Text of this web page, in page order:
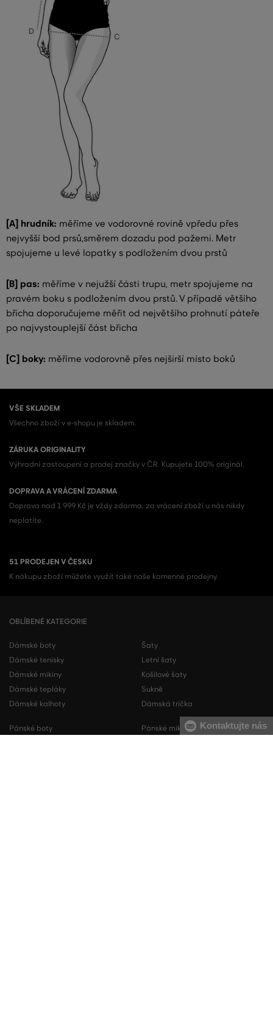
[A] hrudník: měříme ve vodorovné rovině vpředu přes
nejvyšší bod prsů,směrem dozadu pod pažemi. Metr
spojujeme u levé lopatky s podložením dvou prstů
[B] pas: měříme v nejužší části trupu, metr spojujeme na
pravém boku s podložením dvou prstů. V případě většího
břicha doporučujeme měřit od největšího prohnutí páteře
po najvystouplejší část břicha
[C] boky: měříme vodorovně přes nejširší místo boků
VŠE SKLADEM
Všechno zboží v e-shopu je skladem.
ZÁRUKA ORIGINALITY
Výhradní zastoupení a prodej značky v ČR. Kupujete 100% originál.
DOPRAVA A VRÁCENÍ ZDARMA
Doprava nad 1 999 Kč je vždy zdarma, za vrácení zboží u nás nikdy
neplatíte.
51 PRODEJEN V ČESKU
K nákupu zboží můžete využít také naše kamenné prodejny.
OBLÍBENÉ KATEGORIE
Dámské boty
Dámské tenisky
Dámské mikiny
Dámské tepláky
Dámské kalhoty
Šaty
Letní šaty
Košilové šaty
Sukně
Dámská trička
Pánské boty
Pánské mikiny
Kontaktujte nás